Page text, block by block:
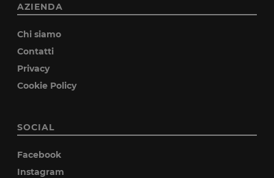
AZIENDA
Chi siamo
Contatti
Privacy
Cookie Policy
SOCIAL
Facebook
Instagram